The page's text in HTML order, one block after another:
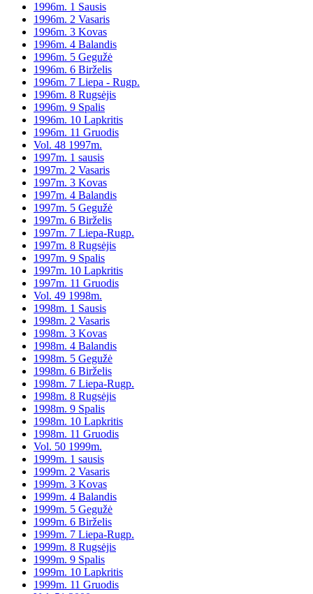
1996m. 1 Sausis
1996m. 2 Vasaris
1996m. 3 Kovas
1996m. 4 Balandis
1996m. 5 Gegužė
1996m. 6 Birželis
1996m. 7 Liepa - Rugp.
1996m. 8 Rugsėjis
1996m. 9 Spalis
1996m. 10 Lapkritis
1996m. 11 Gruodis
Vol. 48 1997m.
1997m. 1 sausis
1997m. 2 Vasaris
1997m. 3 Kovas
1997m. 4 Balandis
1997m. 5 Gegužė
1997m. 6 Birželis
1997m. 7 Liepa-Rugp.
1997m. 8 Rugsėjis
1997m. 9 Spalis
1997m. 10 Lapkritis
1997m. 11 Gruodis
Vol. 49 1998m.
1998m. 1 Sausis
1998m. 2 Vasaris
1998m. 3 Kovas
1998m. 4 Balandis
1998m. 5 Gegužė
1998m. 6 Birželis
1998m. 7 Liepa-Rugp.
1998m. 8 Rugsėjis
1998m. 9 Spalis
1998m. 10 Lapkritis
1998m. 11 Gruodis
Vol. 50 1999m.
1999m. 1 sausis
1999m. 2 Vasaris
1999m. 3 Kovas
1999m. 4 Balandis
1999m. 5 Gegužė
1999m. 6 Birželis
1999m. 7 Liepa-Rugp.
1999m. 8 Rugsėjis
1999m. 9 Spalis
1999m. 10 Lapkritis
1999m. 11 Gruodis